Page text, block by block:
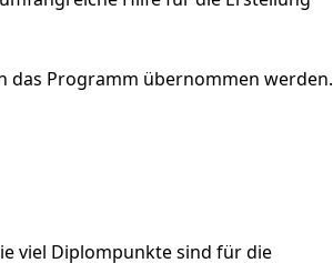
das Programm übernommen werden.
viel Diplompunkte sind für die